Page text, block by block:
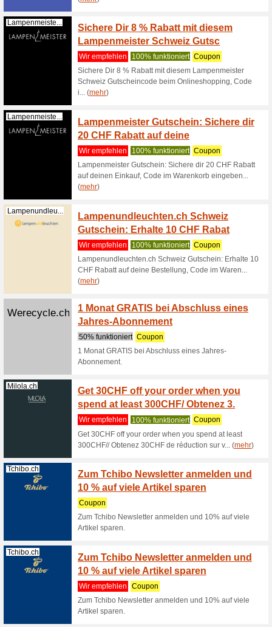
Lichtbox.ch 10 %
Wir
Expondo.ch
Wir
RrGilt
der
Binsandboxes.ch
Rotho.com
Rotho